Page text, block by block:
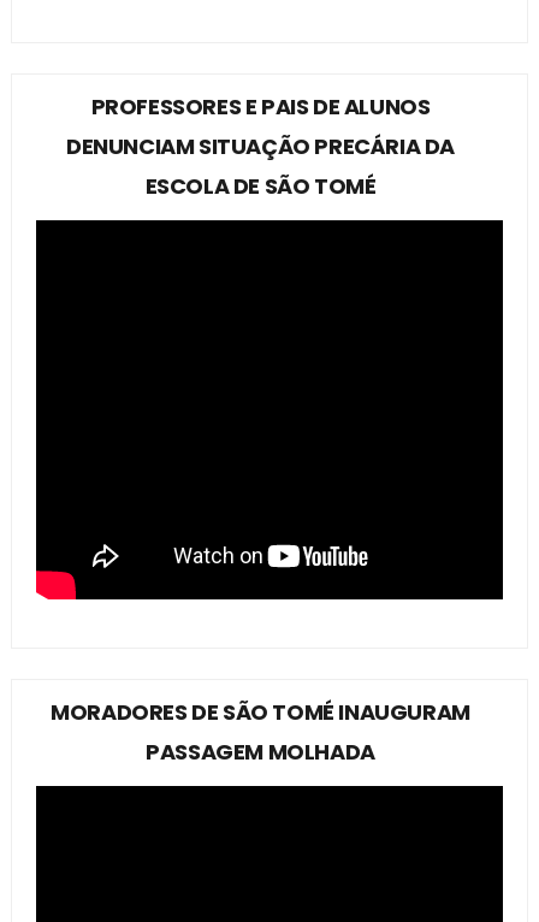
PROFESSORES E PAIS DE ALUNOS
DENUNCIAM SITUAÇÃO PRECÁRIA DA
ESCOLA DE SÃO TOMÉ
MORADORES DE SÃO TOMÉ INAUGURAM
PASSAGEM MOLHADA